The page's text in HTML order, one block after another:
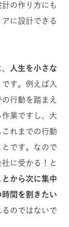
の作り方にも
に設計できる
人生を小さな
す。例えば入
行動を踏まえ
業ですし、大
れまでの行動
です。 なので
に受かる！と
から次に集中
間を割きたい
のではないで